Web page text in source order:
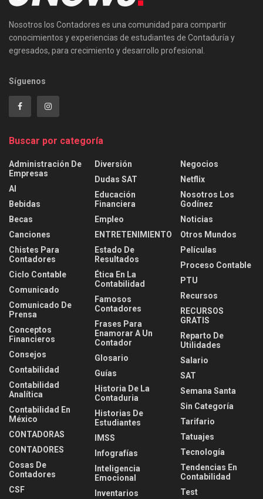
Nosotros los Contadores es una comunidad para compartir
conocimientos y experiencias de estudiantes de Contaduría y
egresados, para crecimiento y desarrollo profesional.
Síguenos
Buscar por categoría
Administración De
Empresas
AI
Bebidas
Becas
Canciones
Chistes Para
Contadores
Ciclo Contable
Comunicado
Comunicado De
Prensa
Conceptos
Financieros
Consejos
Contabilidad
Contabilidad
Analítica
Contabilidad En
México
CONTADORAS
CONTADORES
Cosas De
Contadores
CSF
Diversión
Dudas SAT
Educación
Financiera
Empleo
ENTRETENIMIENTO
Estado De
Resultados
Ética En La
Contabilidad
Famosos
Contadores
Frases Para
Enamorar A Un
Contador
Glosario
Guías
Historia De La
Contaduria
Historias De
Estudiantes
IMSS
Infografías
Inteligencia
Emocional
Inventarios
Negocios
Netflix
Nosotros Los
Godínez
Noticias
Otros Mundos
Películas
Proceso Contable
PTU
Recursos
RECURSOS
GRATIS
Reparto De
Utilidades
Salario
SAT
Semana Santa
Sin Categoría
Tarifario
Tatuajes
Tecnología
Tendencias En
Contabilidad
Test